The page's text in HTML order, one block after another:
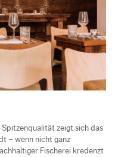
zeigt sich das
– wenn nicht ganz
Fischerei kredenzt